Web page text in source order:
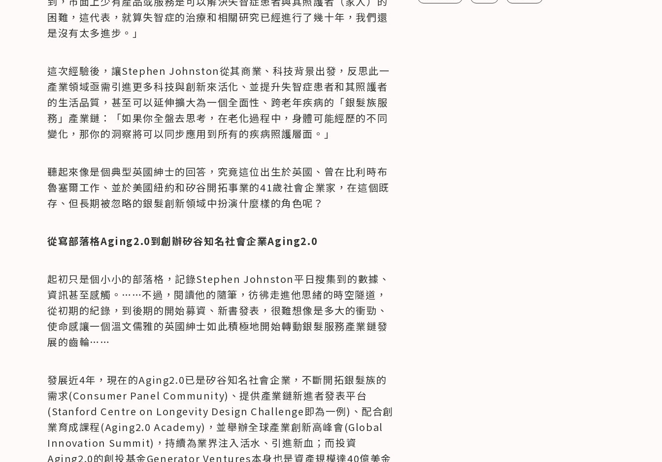
困難，這代表，就算失智症的治療和相關研究已經進行了幾十年，我們還
是沒有太多進步。」
這次經驗後，讓Stephen Johnston從其商業、科技背景出發，反思此一
產業領域亟需引進更多科技與創新來活化、並提升失智症患者和其照護者
的生活品質，甚至可以延伸擴大為一個全面性、跨老年疾病的「銀髮族服
務」產業鏈：「如果你全盤去思考，在老化過程中，身體可能經歷的不同
變化，那你的洞察將可以同步應用到所有的疾病照護層面。」
聽起來像是個典型英國紳士的回答，究竟這位出生於英國、曾在比利時布
魯塞爾工作、並於美國紐約和矽谷開拓事業的41歲社會企業家，在這個既
存、但長期被忽略的銀髮創新領域中扮演什麼樣的角色呢？
從寫部落格Aging2.0到創辦矽谷知名社會企業Aging2.0
起初只是個小小的部落格，記錄Stephen Johnston平日搜集到的數據、
資訊甚至感觸。……不過，閱讀他的隨筆，彷彿走進他思緒的時空隧道，
從初期的紀錄，到後期的開始募資、新書發表，很難想像是多大的衝勁、
使命感讓一個溫文儒雅的英國紳士如此積極地開始轉動銀髮服務產業鏈發
展的齒輪……
發展近4年，現在的Aging2.0已是矽谷知名社會企業，不斷開拓銀髮族的
需求(Consumer Panel Community)、提供產業鏈新進者發表平台
(Stanford Centre on Longevity Design Challenge即為一例)、配合創
業育成課程(Aging2.0 Academy)，並舉辦全球產業創新高峰會(Global
Innovation Summit)，持續為業界注入活水、引進新血；而投資
Aging2.0的創投基金Generator Ventures本身也是資產規模達40億美金